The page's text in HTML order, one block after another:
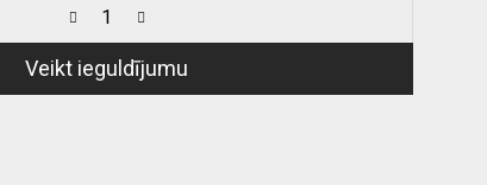
Veikt ieguldījumu